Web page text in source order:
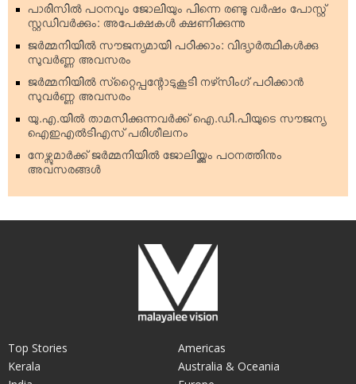
പാരിസില്‍ പഠനവും ജോലിയും പിന്നെ രണ്ടു വര്‍ഷം പോസ്റ്റ്
സ്റ്റഡിവര്‍ക്കും: അപേക്ഷകള്‍ ക്ഷണിക്കുന്നു
ജര്‍മ്മനിയില്‍ സൗജന്യമായി പഠിക്കാം: വിദ്യാര്‍ത്ഥികള്‍ക്കു
സുവര്‍ണ്ണ അവസരം
ജര്‍മ്മനിയില്‍ സ്‌റ്റൈപ്പന്റോടുകൂടി നഴ്‌സിംഗ് പഠിക്കാന്‍
സുവര്‍ണ്ണ അവസരം
യു.എ.യില്‍ താമസിക്കുന്നവര്‍ക്ക് ഐ.ഡി.പിയുടെ സൗജന്യ
ഐഇഎല്‍ടിഎസ് പരിശീലനം
നേഴ്സുമാര്‍ക്ക് ജര്‍മ്മനിയില്‍ ജോലിയ്ക്കും പഠനത്തിനും
അവസരങ്ങള്‍
Top Stories
Kerala
Americas
Australia & Oceania